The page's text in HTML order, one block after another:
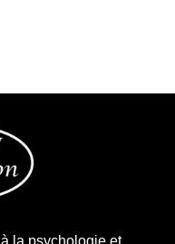
la psychologie et